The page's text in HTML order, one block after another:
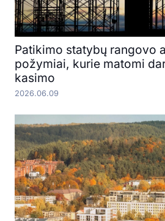
Patikimo statybų rangovo
požymiai, kurie matomi
kasimo
2026.06.09